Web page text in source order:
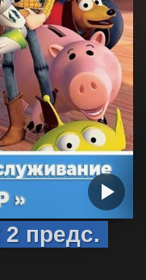
2 предс.